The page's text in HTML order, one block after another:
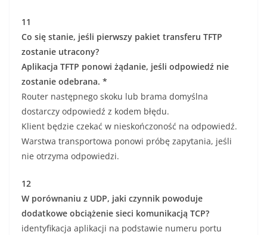
11
Co się stanie, jeśli pierwszy pakiet transferu TFTP
zostanie utracony?
Aplikacja TFTP ponowi żądanie, jeśli odpowiedź nie
zostanie odebrana. *
Router następnego skoku lub brama domyślna
dostarczy odpowiedź z kodem błędu.
Klient będzie czekać w nieskończoność na odpowiedź.
Warstwa transportowa ponowi próbę zapytania, jeśli
nie otrzyma odpowiedzi.
12
W porównaniu z UDP, jaki czynnik powoduje
dodatkowe obciążenie sieci komunikacją TCP?
identyfikacja aplikacji na podstawie numeru portu